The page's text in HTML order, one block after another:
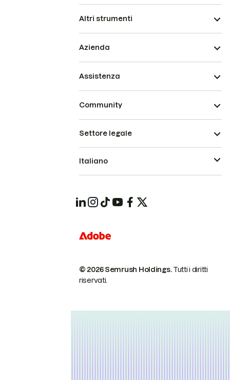
Altri strumenti
Azienda
Assistenza
Community
© 2026 Semrush Holdings.Tutti i diritti
riservati.
Settore legale
Italiano